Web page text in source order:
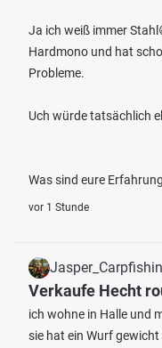
Ja ich weiß immer
Hardmono und hat
Probleme.
Uch würde tatsächlich
Was sind eure
vor 1 Stunde
Verkaufe Hecht
ich wohne in Halle und
sie hat ein Wurf